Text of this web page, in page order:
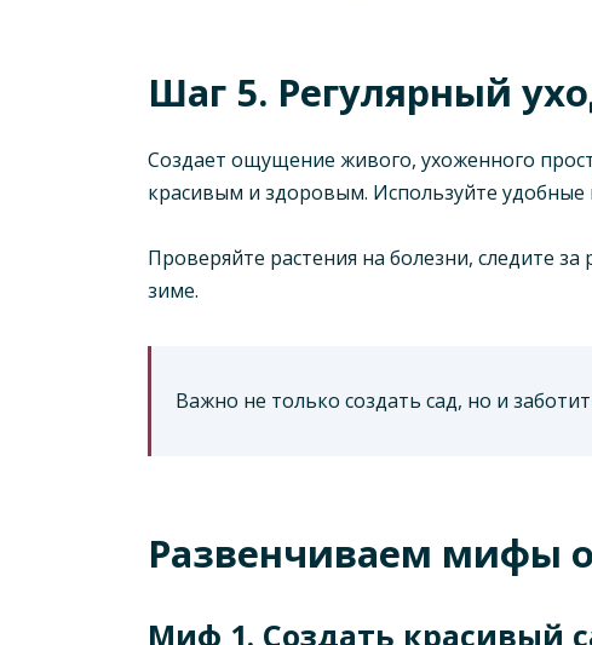
Шаг 5. Регулярный
Создает ощущение живого, ухоженного
красивым и здоровым. Используйте
Проверяйте растения на болезни, следите
зиме.
Важно не только создать сад, но и
Развенчиваем мифы
Миф 1. Создать красивый